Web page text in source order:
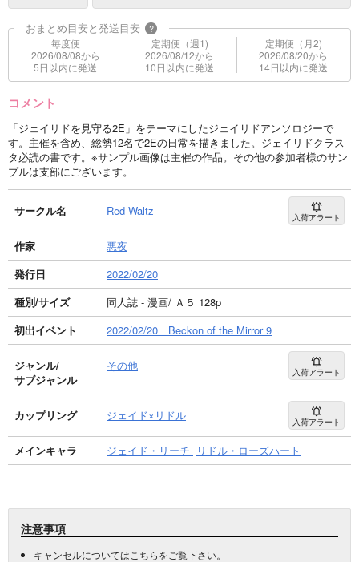
おまとめ目安と発送目安 ?
毎度便
2026/08/08から
5日以内に発送
定期便（週1)
2026/08/12から
10日以内に発送
定期便（月2)
2026/08/20から
14日以内に発送
コメント
「ジェイリドを見守る2E」をテーマにしたジェイリドアンソロジーで
す。主催を含め、総勢12名で2Eの日常を描きました。ジェイリドクラス
タ必読の書です。※サンプル画像は主催の作品。その他の参加者様のサン
プルは支部にございます。
サークル名 Red Waltz 入荷アラート
作家
悪夜
発行日
2022/02/20
種別/サイズ
同人誌 - 漫画/ Ａ５ 128p
初出イベント
2022/02/20 Beckon of the Mirror 9
ジャンル/
サブジャンル
その他 入荷アラート
カップリング ジェイド×リドル 入荷アラート
メインキャラ ジェイド・リーチ リドル・ローズハート
注意事項
キャンセルについては こちらをご覧下さい。